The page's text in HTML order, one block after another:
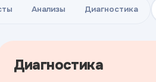
Анализы Диагностика
Диагностика